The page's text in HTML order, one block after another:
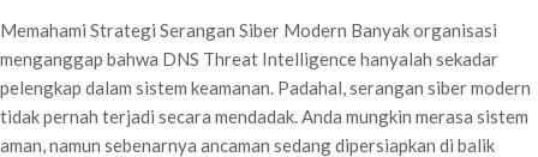
Memahami Strategi Serangan Siber Modern Banyak organisasi
menganggap bahwa DNS Threat Intelligence hanyalah sekadar
pelengkap dalam sistem keamanan. Padahal, serangan siber modern
tidak pernah terjadi secara mendadak. Anda mungkin merasa sistem
aman, namun sebenarnya ancaman sedang dipersiapkan di balik